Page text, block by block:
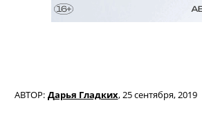
АВТОР: Дарья Гладких,25 сентября, 2019